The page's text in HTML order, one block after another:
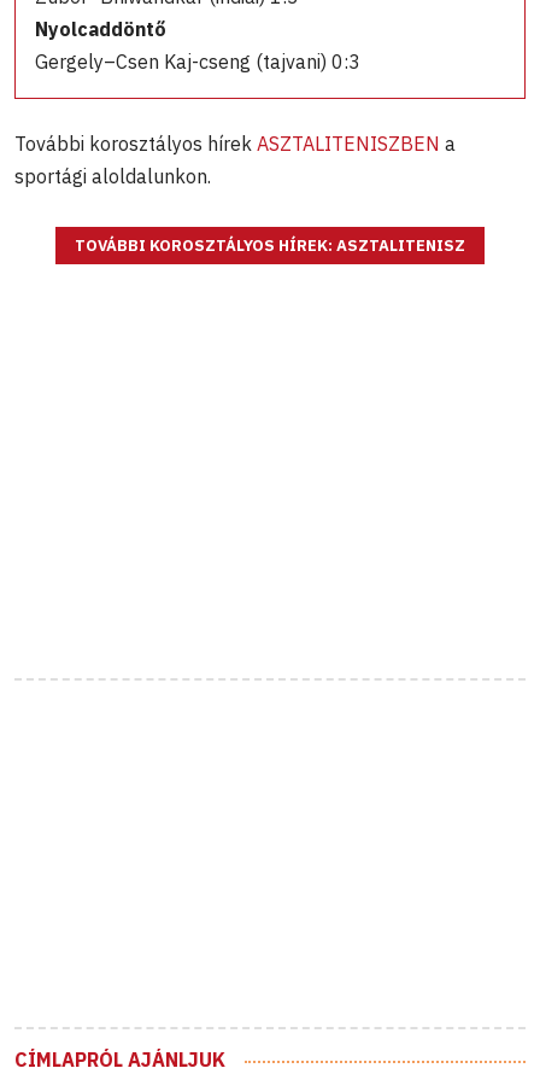
Nyolcaddöntő
Gergely–Csen Kaj-cseng (tajvani) 0:3
További korosztályos hírek ASZTALITENISZBEN a
sportági aloldalunkon.
TOVÁBBI KOROSZTÁLYOS HÍREK: ASZTALITENISZ
CÍMLAPRÓL AJÁNLJUK